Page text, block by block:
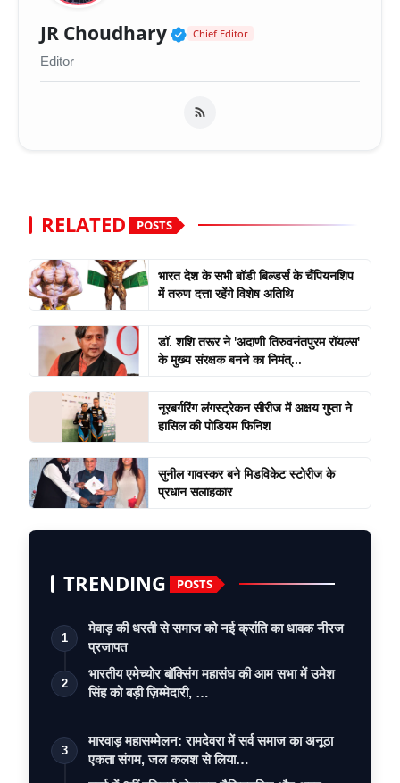
JR Choudhary Verified Public Figure
Chief Editor
Editor
RELATED POSTS
भारत देश के सभी बॉडी बिल्डर्स के चैंपियनशिप
में तरुण दत्ता रहेंगे विशेष अतिथि
डॉ. शशि तरूर ने 'अदाणी तिरुवनंतपुरम रॉयल्स'
के मुख्य संरक्षक बनने का निमंत्...
नूरबर्गरिंग लंगस्ट्रेकन सीरीज में अक्षय गुप्ता ने
हासिल की पोडियम फिनिश
सुनील गावस्कर बने मिडविकेट स्टोरीज के
प्रधान सलाहकार
TRENDING POSTS
1
मेवाड़ की धरती से समाज को नई क्रांति का धावक नीरज
प्रजापत
2
भारतीय एमेच्योर बॉक्सिंग महासंघ की आम सभा में उमेश
सिंह को बड़ी ज़िम्मेदारी, …
3
मारवाड़ महासम्मेलन: रामदेवरा में सर्व समाज का अनूठा
एकता संगम, जल कलश से लिया…